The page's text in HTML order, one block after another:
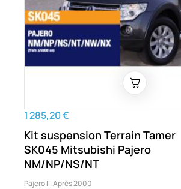
1 285,20 €
Kit suspension Terrain Tamer
SK045 Mitsubishi Pajero
NM/NP/NS/NT
Pajero III Après 2000